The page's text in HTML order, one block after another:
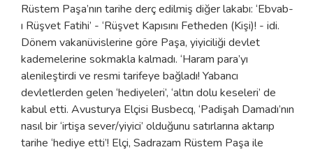
Rüstem Paşa’nın tarihe derç edilmiş diğer lakabı: ‘Ebvab-
ı Rüşvet Fatihi’ - ‘Rüşvet Kapısını Fetheden (Kişi)! - idi.
Dönem vakanüvislerine göre Paşa, yiyiciliği devlet
kademelerine sokmakla kalmadı. ‘Haram para’yı
alenileştirdi ve resmi tarifeye bağladı! Yabancı
devletlerden gelen ‘hediyeleri’, ‘altın dolu keseleri’ de
kabul etti. Avusturya Elçisi Busbecq, ‘Padişah Damadı’nın
nasıl bir ‘irtişa sever/yiyici’ olduğunu satırlarına aktarıp
tarihe ‘hediye etti’! Elçi, Sadrazam Rüstem Paşa ile